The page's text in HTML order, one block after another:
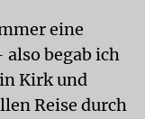
eine
begab ich
Kirk und
Reise durch